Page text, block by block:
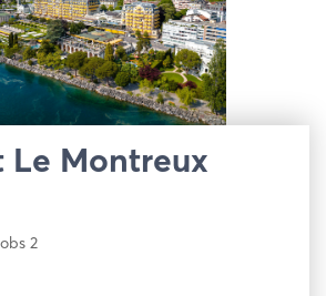
Le Montreux
2